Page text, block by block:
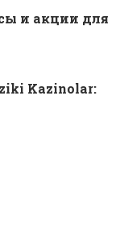
и акции для
Kazinolar: